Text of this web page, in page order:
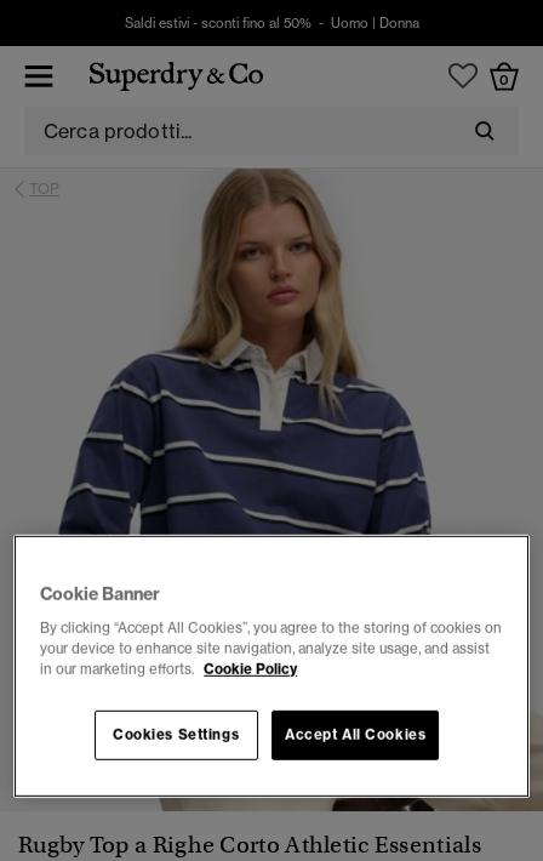
Saldi estivi - sconti fino al 50% - Uomo Donna
0
TOP
1 2 4 5
Rugby Top a Righe Corto Athletic Essentials
Cookie Banner
By clicking “Accept All Cookies”, you agree to the storing of cookies on
your device to enhance site navigation, analyze site usage, and assist
in our marketing efforts. Cookie Policy
Cookies Settings Accept All Cookies